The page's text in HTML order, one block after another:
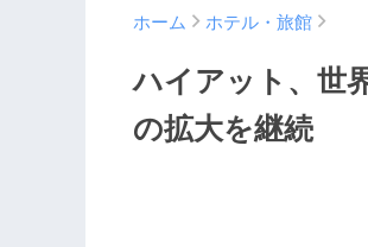
ホーム ホテル・旅館
ハイアット、世
の拡大を継続